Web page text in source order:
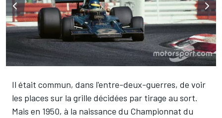
Il était commun, dans l'entre-deux-guerres, de voir
les places sur la grille décidées par tirage au sort.
Mais en 1950, à la naissance du Championnat du